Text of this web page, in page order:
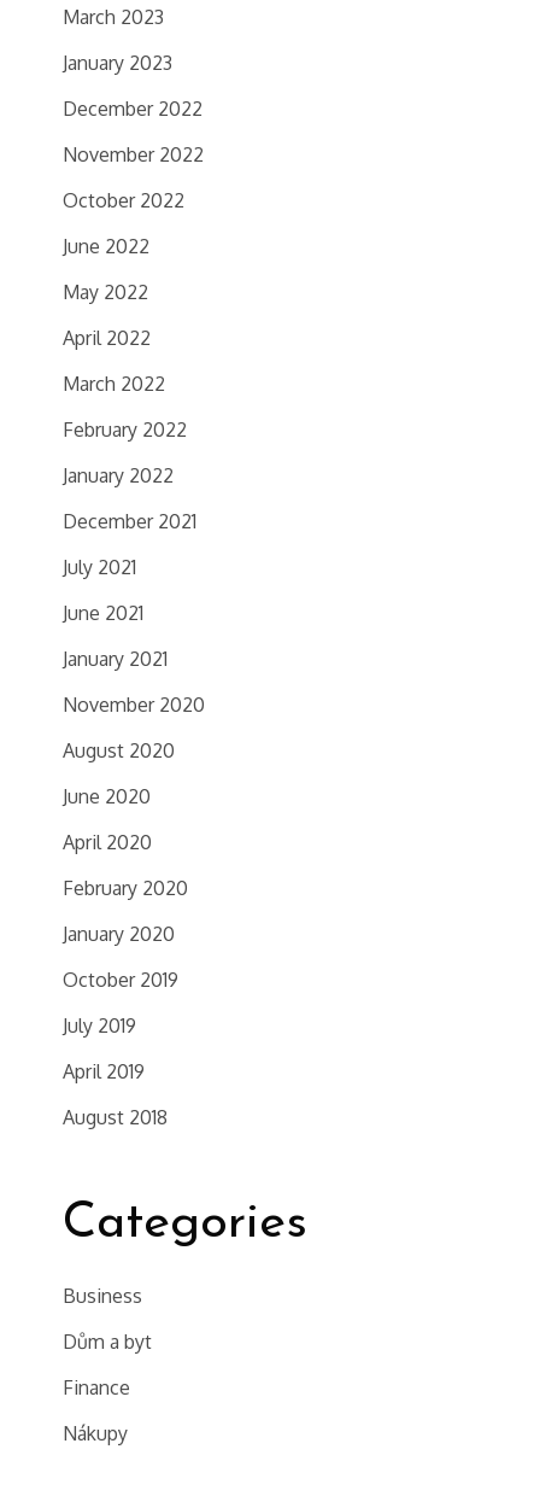
March 2023
January 2023
December 2022
November 2022
October 2022
June 2022
May 2022
April 2022
March 2022
February 2022
January 2022
December 2021
July 2021
June 2021
January 2021
November 2020
August 2020
June 2020
April 2020
February 2020
January 2020
October 2019
July 2019
April 2019
August 2018
Categories
Business
Dům a byt
Finance
Nákupy